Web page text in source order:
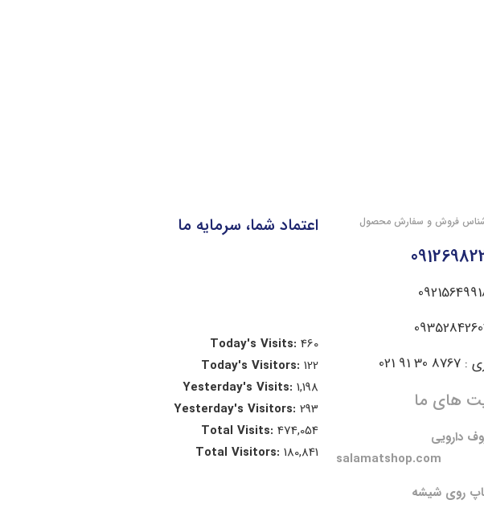
فروش و سفارش محصول
021
های ما
دارویی
salamatshop.com
روی شیشه
اعتماد شما، سرمایه ما
Today's Visits:460
Today's Visitors:122
Yesterday's Visits:1,198
Yesterday's Visitors:293
Total Visits:474,054
Total Visitors:180,841